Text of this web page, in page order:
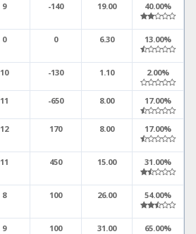
9 -140 19.00 40.00%
0 0 6.30 13.00%
10 -130 1.10 2.00%
11 -650 8.00 17.00%
12 170 8.00 17.00%
11 450 15.00 31.00%
8 100 26.00 54.00%
9 100 31.00 65.00%